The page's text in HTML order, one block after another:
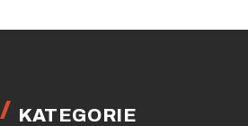
KATEGORIE